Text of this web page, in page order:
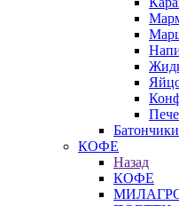
КОФЕ
Назад
КОФЕ